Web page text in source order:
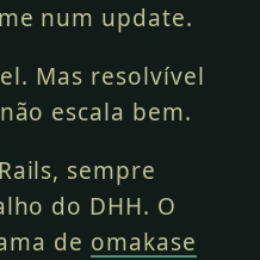
num update.
Mas resolvível
escala bem.
sempre
do DHH. O
de omakase